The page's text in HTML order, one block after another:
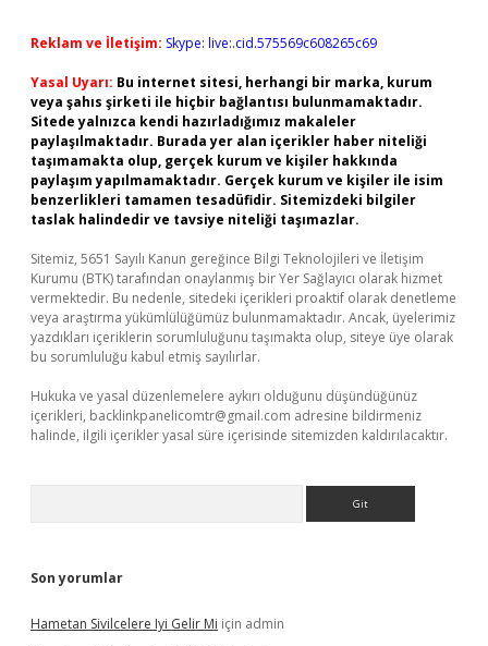
Reklam ve İletişim: Skype: live:.cid.575569c608265c69
Yasal Uyarı: Bu internet sitesi, herhangi bir marka, kurum
veya şahıs şirketi ile hiçbir bağlantısı bulunmamaktadır.
Sitede yalnızca kendi hazırladığımız makaleler
paylaşılmaktadır. Burada yer alan içerikler haber niteliği
taşımamakta olup, gerçek kurum ve kişiler hakkında
paylaşım yapılmamaktadır. Gerçek kurum ve kişiler ile isim
benzerlikleri tamamen tesadüfidir. Sitemizdeki bilgiler
taslak halindedir ve tavsiye niteliği taşımazlar.
Sitemiz, 5651 Sayılı Kanun gereğince Bilgi Teknolojileri ve İletişim
Kurumu (BTK) tarafından onaylanmış bir Yer Sağlayıcı olarak hizmet
vermektedir. Bu nedenle, sitedeki içerikleri proaktif olarak denetleme
veya araştırma yükümlülüğümüz bulunmamaktadır. Ancak, üyelerimiz
yazdıkları içeriklerin sorumluluğunu taşımakta olup, siteye üye olarak
bu sorumluluğu kabul etmiş sayılırlar.
Hukuka ve yasal düzenlemelere aykırı olduğunu düşündüğünüz
içerikleri, backlinkpanelicomtr@gmail.com adresine bildirmeniz
halinde, ilgili içerikler yasal süre içerisinde sitemizden kaldırılacaktır.
Son yorumlar
Hametan Sivilcelere Iyi Gelir Mi için admin